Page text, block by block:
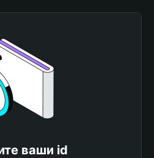
ваши id